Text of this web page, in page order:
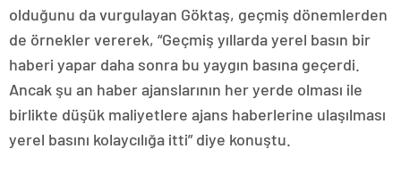
olduğunu da vurgulayan Göktaş, geçmiş dönemlerden
de örnekler vererek, “Geçmiş yıllarda yerel basın bir
haberi yapar daha sonra bu yaygın basına geçerdi.
Ancak şu an haber ajanslarının her yerde olması ile
birlikte düşük maliyetlere ajans haberlerine ulaşılması
yerel basını kolaycılığa itti” diye konuştu.